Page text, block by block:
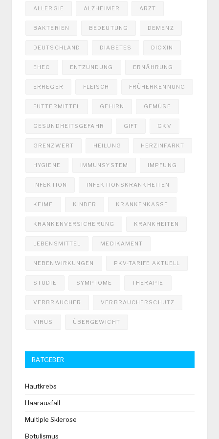
ALLERGIE ALZHEIMER ARZT
BAKTERIEN BEDEUTUNG DEMENZ
DEUTSCHLAND DIABETES DIOXIN
EHEC ENTZÜNDUNG ERNÄHRUNG
ERREGER FLEISCH FRÜHERKENNUNG
FUTTERMITTEL GEHIRN GEMÜSE
GESUNDHEITSGEFAHR GIFT GKV
GRENZWERT HEILUNG HERZINFARKT
HYGIENE IMMUNSYSTEM IMPFUNG
INFEKTION INFEKTIONSKRANKHEITEN
KEIME KINDER KRANKENKASSE
KRANKENVERSICHERUNG KRANKHEITEN
LEBENSMITTEL MEDIKAMENT
NEBENWIRKUNGEN PKV-TARIFE AKTUELL
STUDIE SYMPTOME THERAPIE
VERBRAUCHER VERBRAUCHERSCHUTZ
VIRUS ÜBERGEWICHT
RATGEBER
Hautkrebs
Haarausfall
Multiple Sklerose
Botulismus